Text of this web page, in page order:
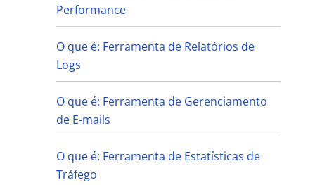
Performance
O que é: Ferramenta de Relatórios de
Logs
O que é: Ferramenta de Gerenciamento
de E-mails
O que é: Ferramenta de Estatísticas de
Tráfego